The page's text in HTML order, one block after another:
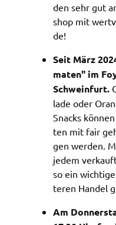
den sehr gut
shop mit
de!
Seit März
maten" im
Schwein­furt.
la­de oder
Snacks
ten mit fair
gen werden.
jedem
so ein
te­ren Handel
Am